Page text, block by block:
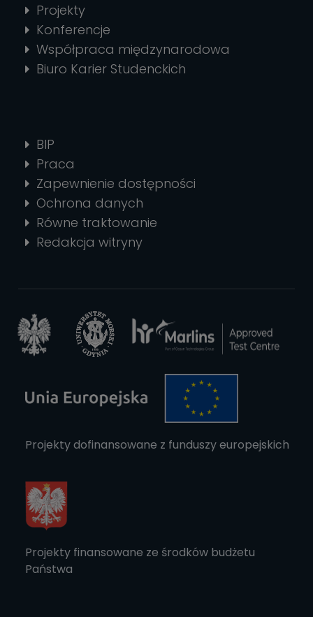
Projekty
Konferencje
Współpraca międzynarodowa
Biuro Karier Studenckich
BIP
Praca
Zapewnienie dostępności
Ochrona danych
Równe traktowanie
Redakcja witryny
Projekty dofinansowane z funduszy europejskich
Projekty finansowane ze środków budżetu
Państwa